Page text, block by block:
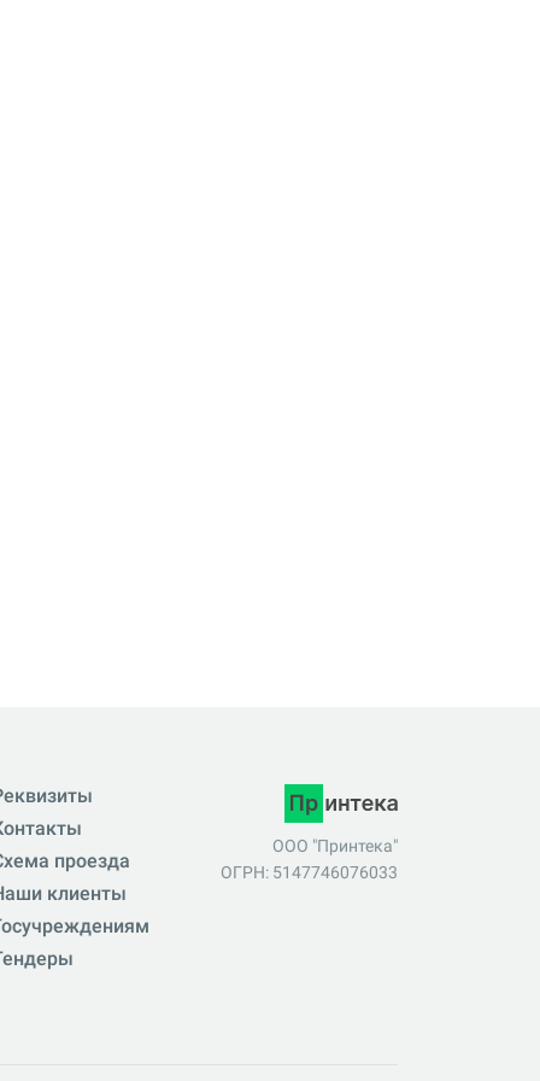
проезда
клиенты
ООО "Принтека"
ОГРН: 5147746076033